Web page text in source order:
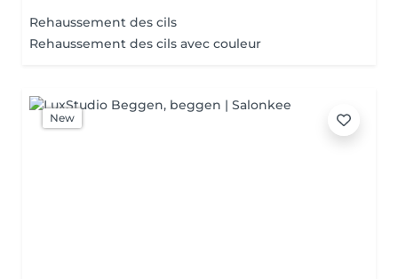
Rehaussement des cils
Rehaussement des cils avec couleur
New